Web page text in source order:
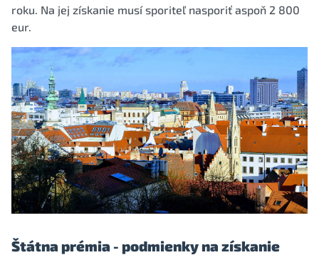
roku. Na jej získanie musí sporiteľ nasporiť aspoň 2 800
eur.
Štátna prémia - podmienky na získanie